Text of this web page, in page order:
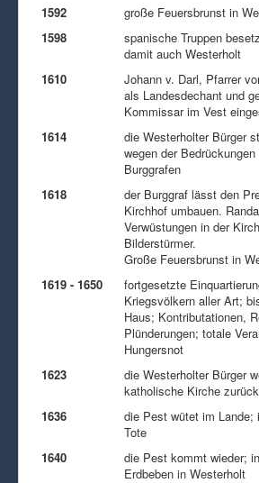
1592
große Feuersbrunst in
1598
spanische Truppen
damit auch Westerholt
1610
Johann v. Darl, Pfarrer
als Landesdechant und
Kommissar im Vest
1614
die Westerholter Bürger
wegen der
Burggrafen
1618
der Burggraf lässt den
Kirchhof umbauen.
Verwüstungen in der
Bilderstürmer.
Große Feuersbrunst in
1619 - 1650
fortgesetzte
Kriegsvölkern aller Art;
Haus; Kontributationen,
Plünderungen; totale
Hungersnot
1623
die Westerholter Bürger
katholische Kirche
1636
die Pest wütet im Lande;
Tote
1640
die Pest kommt wieder;
Erdbeben in Westerholt